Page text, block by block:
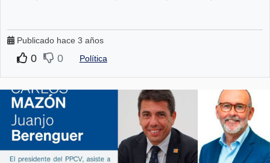
Publicado hace 3 años
0 0 Política